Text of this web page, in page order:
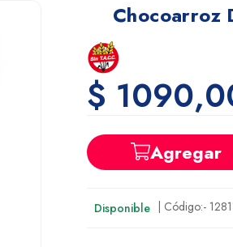
Chocoarroz
$
Agregar
Disponible | Código:-